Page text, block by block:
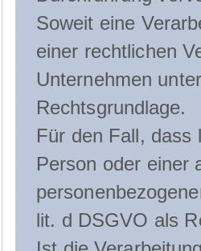
Soweit eine
einer rechtlichen
Unternehmen
Rechtsgrundlage.
Für den Fall, dass
Person oder einer
lit. d DSGVO als